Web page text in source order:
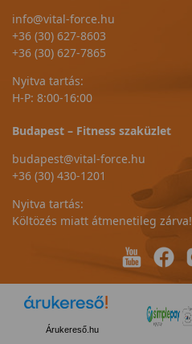
info@vital-force.hu
+36 (30) 627-8603
+36 (30) 627-7865
Nyitva tartás:
H-P: 8:00-16:00
Budapest – Fitness szaküzlet
budapest@vital-force.hu
+36 (30) 430-1201
Nyitva tartás:
Költözés miatt átmenetileg zárva!
Árukereső.hu